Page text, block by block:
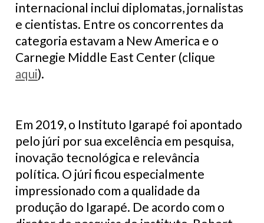
internacional inclui diplomatas, jornalistas
e cientistas. Entre os concorrentes da
categoria estavam a New America e o
Carnegie Middle East Center (clique
aqui).
Em 2019, o Instituto Igarapé foi apontado
pelo júri por sua excelência em pesquisa,
inovação tecnológica e relevância
política. O júri ficou especialmente
impressionado com a qualidade da
produção do Igarapé. De acordo com o